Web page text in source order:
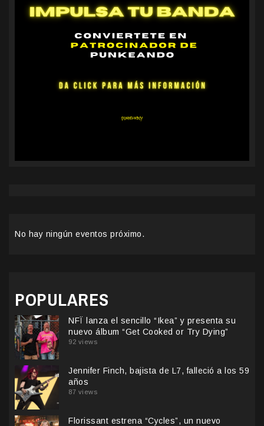
No hay ningún eventos próximo.
POPULARES
NFÏ lanza el sencillo “Ikea” y presenta su
nuevo álbum “Get Cooked or Try Dying”
92 views
Jennifer Finch, bajista de L7, falleció a los 59
años
87 views
Florissant estrena “Cycles”, un nuevo